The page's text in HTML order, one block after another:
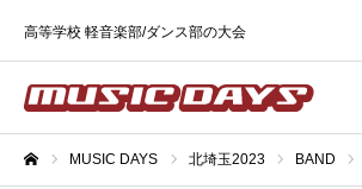
高等学校 軽音楽部/ダンス部の大会
MUSIC DAYS 北埼玉2023 BAND